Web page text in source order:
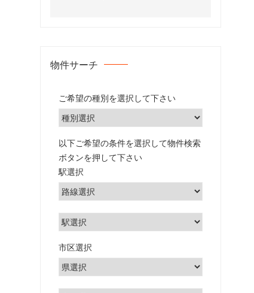
物件サーチ
ご希望の種別を選択して下さい
以下ご希望の条件を選択して物件検索
ボタンを押して下さい
駅選択
市区選択